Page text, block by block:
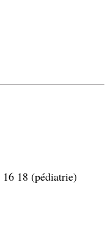
16 18 (pédiatrie)